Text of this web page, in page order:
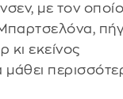
με τον
κι εκείνος
μάθει